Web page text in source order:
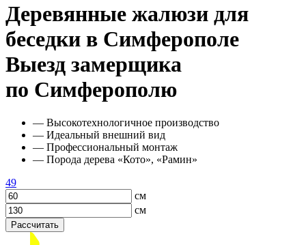
Деревянные жалюзи для
беседки в Симферополе
Выезд замерщика
по Симферополю
— Высокотехнологичное производство
— Идеальный внешний вид
— Профессиональный монтаж
— Порода дерева «Кото», «Рамин»
49
см
см
Рассчитать